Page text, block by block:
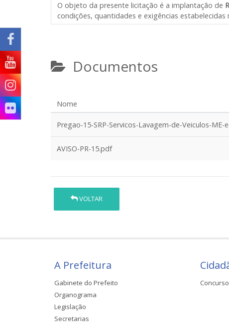
O objeto da presente licitação é a implantação de
condições, quantidades e exigências estabelecidas
Documentos
Nome
Pregao-15-SRP-Servicos-Lavagem-de-Veiculos-ME-
AVISO-PR-15.pdf
VOLTAR
A Prefeitura
Gabinete do Prefeito
Organograma
Legislação
Secretarias